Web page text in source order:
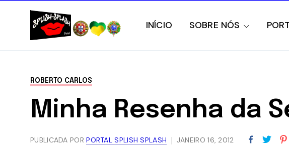
INÍCIO SOBRE NÓS
ROBERTO CARLOS
Minha Resenha da
PUBLICADA PORPORTAL SPLISH SPLASH JANEIRO 16, 2012